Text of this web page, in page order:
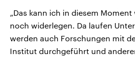
„Das kann ich in diesem
noch widerlegen. Da laufen
werden auch Forschungen mit
Institut durchgeführt und